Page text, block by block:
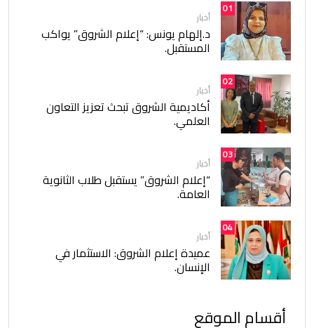
01
أخبار
د.إلهام يونس: “إعلام الشروق” يواكب
المستقبل.
02
أخبار
أكاديمية الشروق تبحث تعزيز التعاون
العلمي.
03
أخبار
“إعلام الشروق” يستقبل طلاب الثانوية
العامة.
04
أخبار
عميدة إعلام الشروق: الاستثمار في
الإنسان.
أقسام الموقع